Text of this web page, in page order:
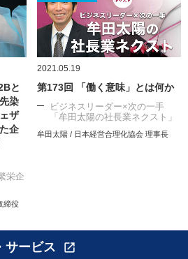
と
染
ザ
企
栄企
締役
2021.05.19
第173回 「働く意味」とは何か
ビジネスリーダー×次の一手
「牟田太陽の社長業ネクスト」
牟田太陽 / 日本経営合理化協会 理事長
サービス open_in_new